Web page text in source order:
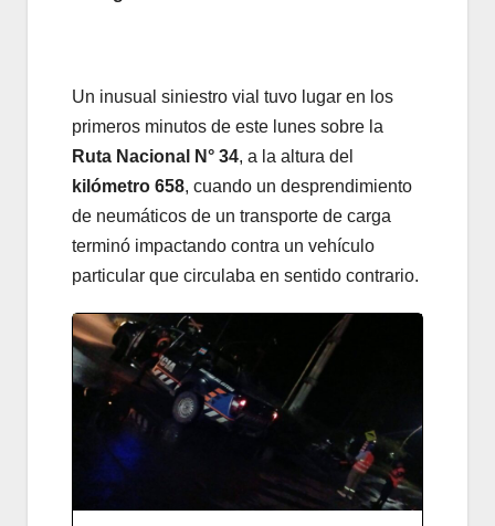
Un inusual siniestro vial tuvo lugar en los
primeros minutos de este lunes sobre la
Ruta Nacional N° 34, a la altura del
kilómetro 658, cuando un desprendimiento
de neumáticos de un transporte de carga
terminó impactando contra un vehículo
particular que circulaba en sentido contrario.